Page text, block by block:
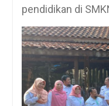
pendidikan di